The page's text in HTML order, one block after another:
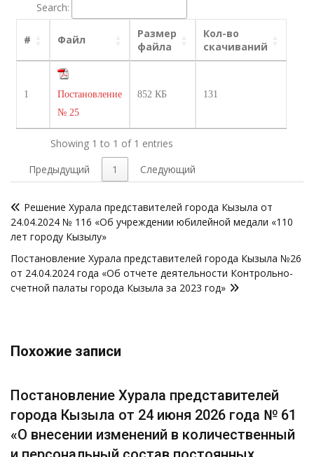
Search:
# Файл
Размер
файла
Кол-во
скачиваний
1
Постановление
№ 25
852 КБ 131
Showing 1 to 1 of 1 entries
Предыдущий
1 Следующий
по
записям
Решение Хурала представителей города Кызыла от
24.04.2024 № 116 «Об учреждении юбилейной медали «110
лет городу Кызылу»
Постановление Хурала представителей города Кызыла №26
от 24.04.2024 года «Об отчете деятельности Контрольно-
счетной палаты города Кызыла за 2023 год»
Похожие записи
Постановление Хурала представителей
города Кызыла от 24 июня 2026 года № 61
«О внесении изменений в количественный